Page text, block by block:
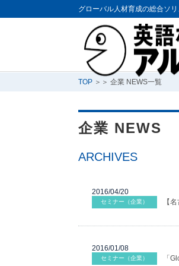
グローバル人材育成の総合ソ
TOP ＞＞ 企業 NEWS一覧
企業 NEWS
ARCHIVES
2016/04/20
セミナー（企業） 【
2016/01/08
セミナー（企業） 「